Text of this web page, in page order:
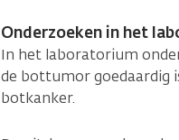
Onderzoeken in het
In het laboratorium
de bottumor goedaardig
botkanker.